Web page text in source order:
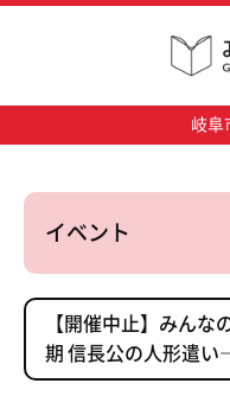
岐阜
イベント
【開催中止】みん
期 信長公の人形遣